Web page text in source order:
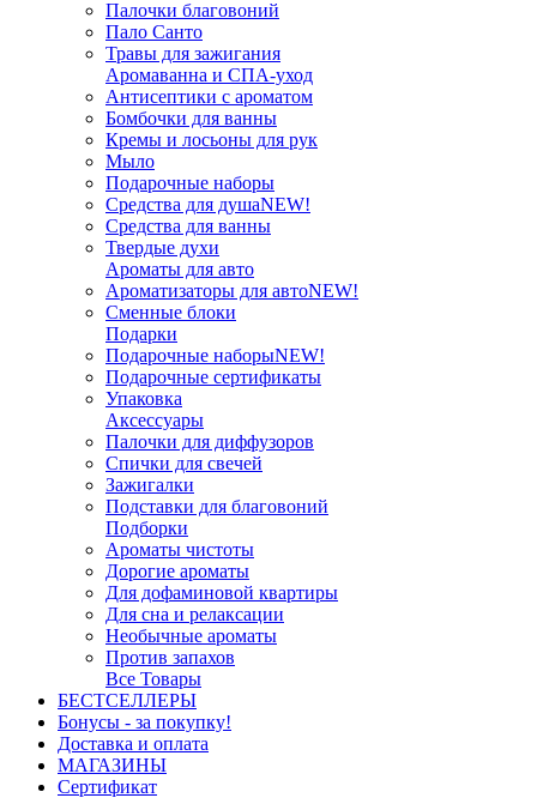
Палочки благовоний
Пало Санто
Травы для зажигания
Аромаванна и СПА-уход
Антисептики с ароматом
Бомбочки для ванны
Кремы и лосьоны для рук
Мыло
Подарочные наборы
Средства для душаNEW!
Средства для ванны
Твердые духи
Ароматы для авто
Ароматизаторы для автоNEW!
Сменные блоки
Подарки
Подарочные наборыNEW!
Подарочные сертификаты
Упаковка
Аксессуары
Палочки для диффузоров
Спички для свечей
Зажигалки
Подставки для благовоний
Подборки
Ароматы чистоты
Дорогие ароматы
Для дофаминовой квартиры
Для сна и релаксации
Необычные ароматы
Против запахов
Все Товары
БЕСТСЕЛЛЕРЫ
Бонусы - за покупку!
Доставка и оплата
МАГАЗИНЫ
Cертификат